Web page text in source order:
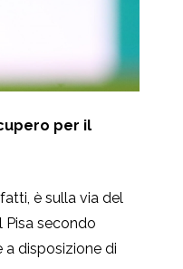
per il
è sulla via del
Pisa secondo
disposizione di